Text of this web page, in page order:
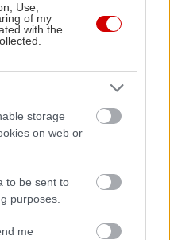
Use,
of my
with the
storage
on web or
to be sent to
purposes.
me